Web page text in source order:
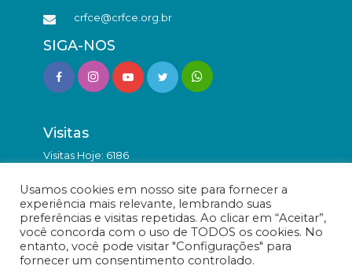
crfce@crfce.org.br
SIGA-NOS
Visitas
Visitas Hoje: 6186
Usamos cookies em nosso site para fornecer a
experiência mais relevante, lembrando suas
preferências e visitas repetidas. Ao clicar em “Aceitar”,
você concorda com o uso de TODOS os cookies. No
entanto, você pode visitar "Configurações" para
fornecer um consentimento controlado.